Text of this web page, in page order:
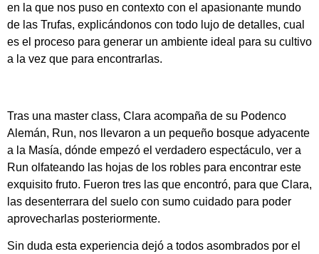
en la que nos puso en contexto con el apasionante mundo
de las Trufas, explicándonos con todo lujo de detalles, cual
es el proceso para generar un ambiente ideal para su cultivo
a la vez que para encontrarlas.
Tras una master class, Clara acompaña de su Podenco
Alemán, Run, nos llevaron a un pequeño bosque adyacente
a la Masía, dónde empezó el verdadero espectáculo, ver a
Run olfateando las hojas de los robles para encontrar este
exquisito fruto. Fueron tres las que encontró, para que Clara,
las desenterrara del suelo con sumo cuidado para poder
aprovecharlas posteriormente.
Sin duda esta experiencia dejó a todos asombrados por el